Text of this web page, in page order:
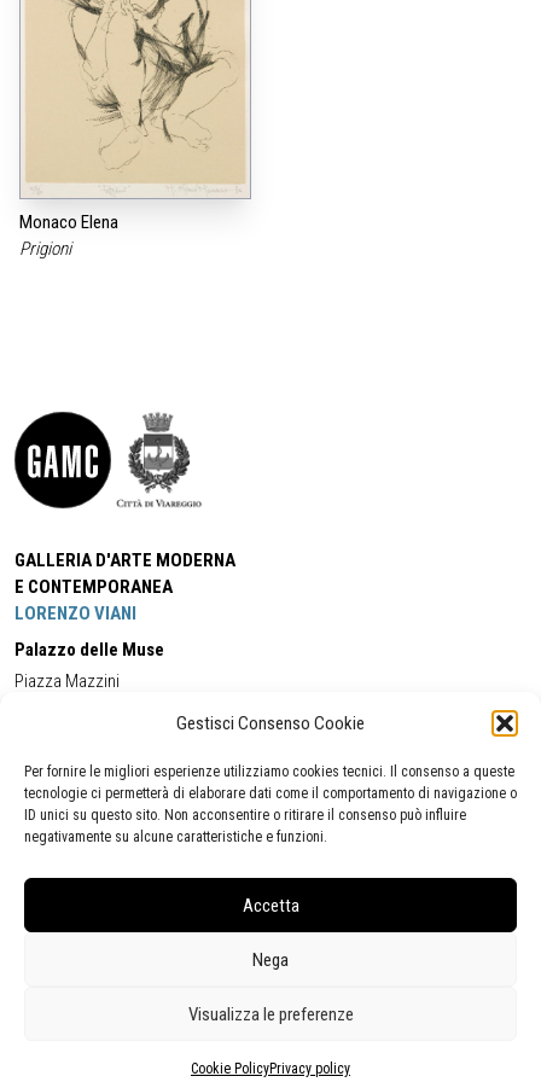
Gestisci Consenso Cookie
Per fornire le migliori esperienze utilizziamo cookies tecnici. Il consenso a queste
tecnologie ci permetterà di elaborare dati come il comportamento di navigazione o
ID unici su questo sito. Non acconsentire o ritirare il consenso può influire
negativamente su alcune caratteristiche e funzioni.
Accetta
Nega
Visualizza le preferenze
Cookie PolicyPrivacy policy
Monaco Elena
Prigioni
GALLERIA D'ARTE MODERNA
E CONTEMPORANEA
LORENZO VIANI
Palazzo delle Muse
Piazza Mazzini
Cell:+39 338 5714978 (orario apertura Galleria)
Tel:
+39 0584 944580
(orario 09.00/13.00)
Email:gamc@comune.viareggio.lu.it
Segnalazione di inaccessibilità